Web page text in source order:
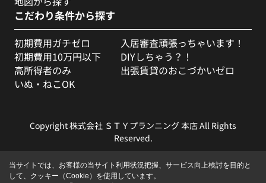
こだわり条件から探す
初期費用ガチゼロ
初期費用10万円以下
高所得者のみ
いぬ・ねこOK
入居審査頑張っちゃいます！
DIYしちゃう？！
出張賃貸のおこづかいゼロ
Copyright 株式会社 ＳＴＹプランニング 本店 All Rights
Reserved.
当サイトでは、お客様の当サイト利用状況把握、サービス向上検討を目的と
して、クッキー（Cookie）を使用しています。